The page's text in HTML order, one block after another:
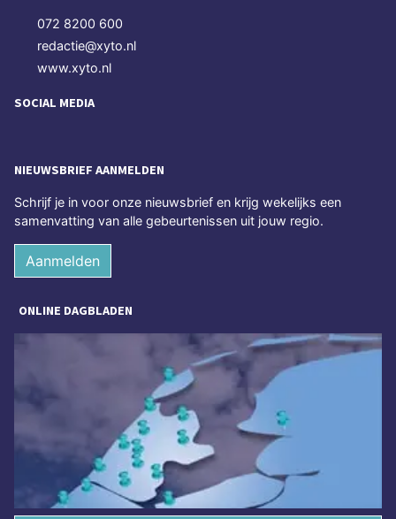
072 8200 600
redactie@xyto.nl
www.xyto.nl
SOCIAL MEDIA
NIEUWSBRIEF AANMELDEN
Schrijf je in voor onze nieuwsbrief en krijg wekelijks een
samenvatting van alle gebeurtenissen uit jouw regio.
Aanmelden
ONLINE DAGBLADEN